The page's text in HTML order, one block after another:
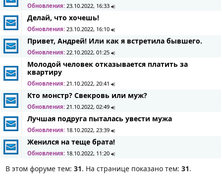
Обновления: 23.10.2022, 16:33
Делай, что хочешь!
Обновления: 23.10.2022, 16:10
Привет, Андрей! Или как я встретила бывшего.
Обновления: 22.10.2022, 01:25
Молодой человек отказывается платить за
квартиру
Обновления: 21.10.2022, 20:41
Кто монстр? Свекровь или муж?
Обновления: 21.10.2022, 02:49
Лучшая подруга пыталась увести мужа
Обновления: 18.10.2022, 23:39
Женился на теще брата!
Обновления: 18.10.2022, 11:20
В этом форуме тем: 31. На странице показано тем: 31.